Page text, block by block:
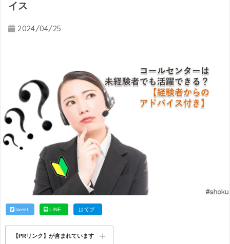
イス
2024/04/25
tweet LINE はてブ
【PRリンク】が含まれています